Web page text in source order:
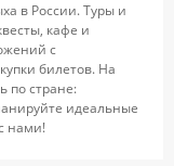
в России. Туры и
кафе и
с
билетов. На
по стране:
идеальные
нами!